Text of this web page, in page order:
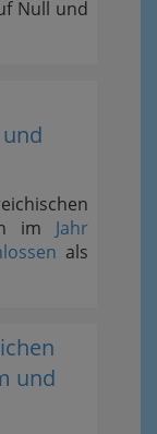
Null und
im Jahr
als
und